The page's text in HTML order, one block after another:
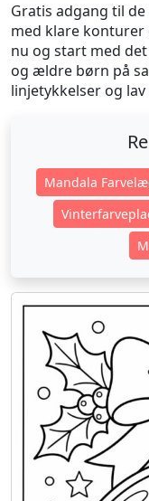
Gratis adgang til
med klare
nu og start med
og ældre børn på
linjetykkelser og
Mandala